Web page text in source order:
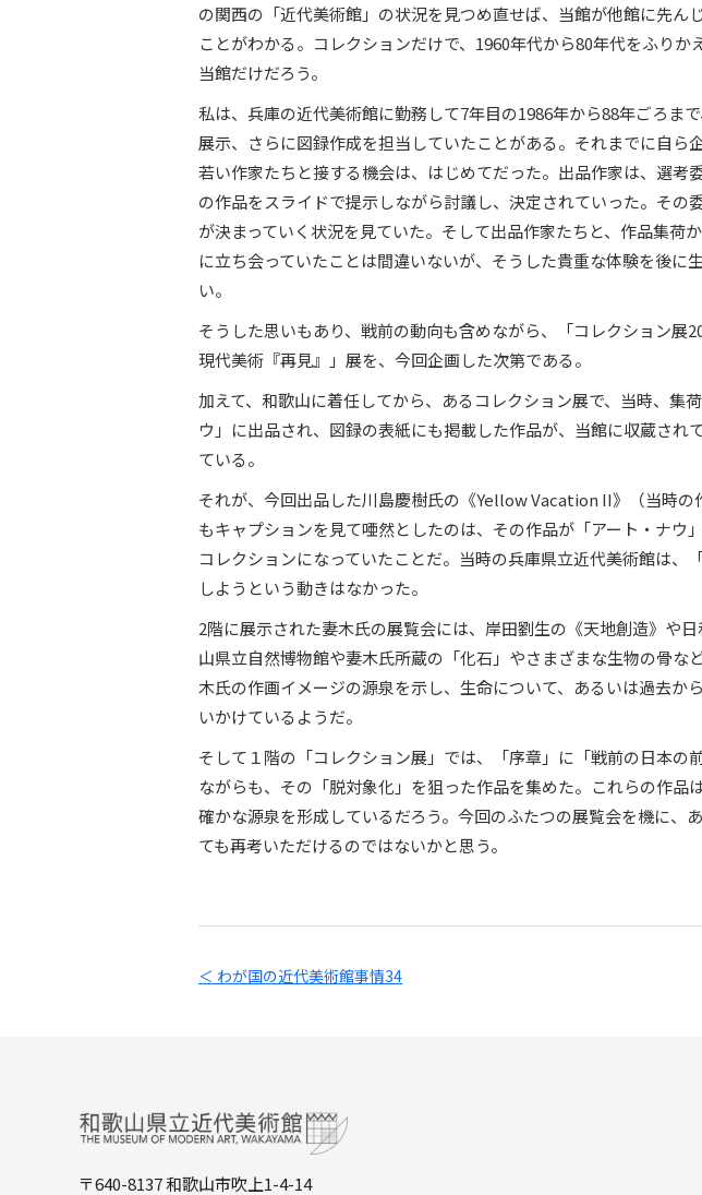
の関西の「近代美術館」の状況を見つめ直せば、当館が他館に先ん
ことがわかる。コレクションだけで、1960年代から80年代をふり
当館だけだろう。
私は、兵庫の近代美術館に勤務して7年目の1986年から88年ごろま
展示、さらに図録作成を担当していたことがある。それまでに自ら
若い作家たちと接する機会は、はじめてだった。出品作家は、選考
の作品をスライドで提示しながら討議し、決定されていった。その
が決まっていく状況を見ていた。そして出品作家たちと、作品集荷
に立ち会っていたことは間違いないが、そうした貴重な体験を後に
い。
そうした思いもあり、戦前の動向も含めながら、「コレクション展
現代美術『再見』」展を、今回企画した次第である。
加えて、和歌山に着任してから、あるコレクション展で、当時、集
ウ」に出品され、図録の表紙にも掲載した作品が、当館に収蔵され
ている。
それが、今回出品した川島慶樹氏の《Yellow Vacation II》（当時
もキャプションを見て唖然としたのは、その作品が「アート・ナウ
コレクションになっていたことだ。当時の兵庫県立近代美術館は、
しようという動きはなかった。
2階に展示された妻木氏の展覧会には、岸田劉生の《天地創造》や
山県立自然博物館や妻木氏所蔵の「化石」やさまざまな生物の骨な
木氏の作画イメージの源泉を示し、生命について、あるいは過去か
いかけているようだ。
そして１階の「コレクション展」では、「序章」に「戦前の日本の
ながらも、その「脱対象化」を狙った作品を集めた。これらの作品
確かな源泉を形成しているだろう。今回のふたつの展覧会を機に、
ても再考いただけるのではないかと思う。
＜ わが国の近代美術館事情34
〒640-8137 和歌山市吹上1-4-14